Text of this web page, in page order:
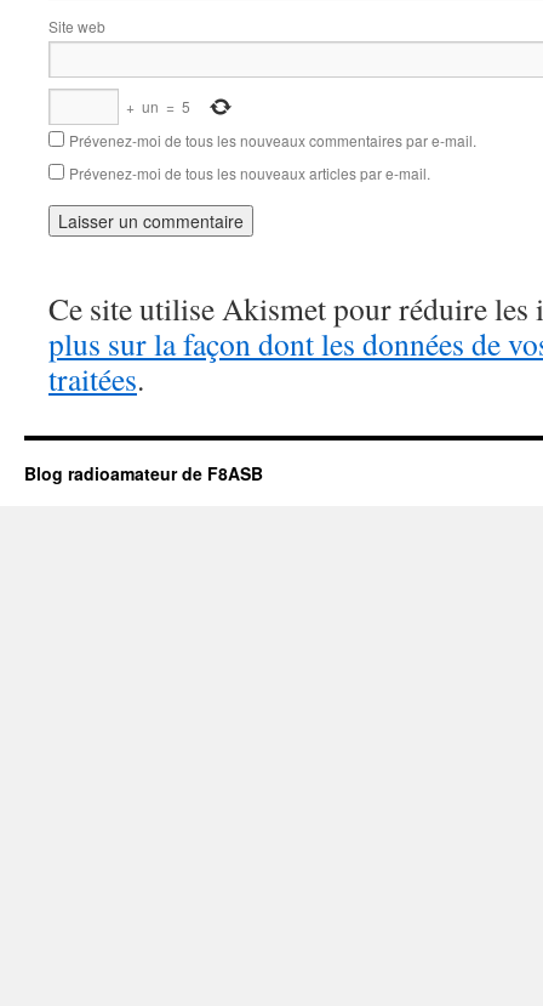
Site web
+ un = 5
Prévenez-moi de tous les nouveaux commentaires par e-mail.
Prévenez-moi de tous les nouveaux articles par e-mail.
Ce site utilise Akismet pour réduire les
plus sur la façon dont les données de
traitées.
Blog radioamateur de F8ASB